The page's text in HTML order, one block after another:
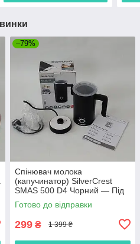
–79%
Спінювач молока
(капучинатор) SilverCrest
SMAS 500 D4 Чорний — Під
ремонт / На запчастини
(УЦІНКА)
Готово до відправки
299 ₴ 1 399 ₴